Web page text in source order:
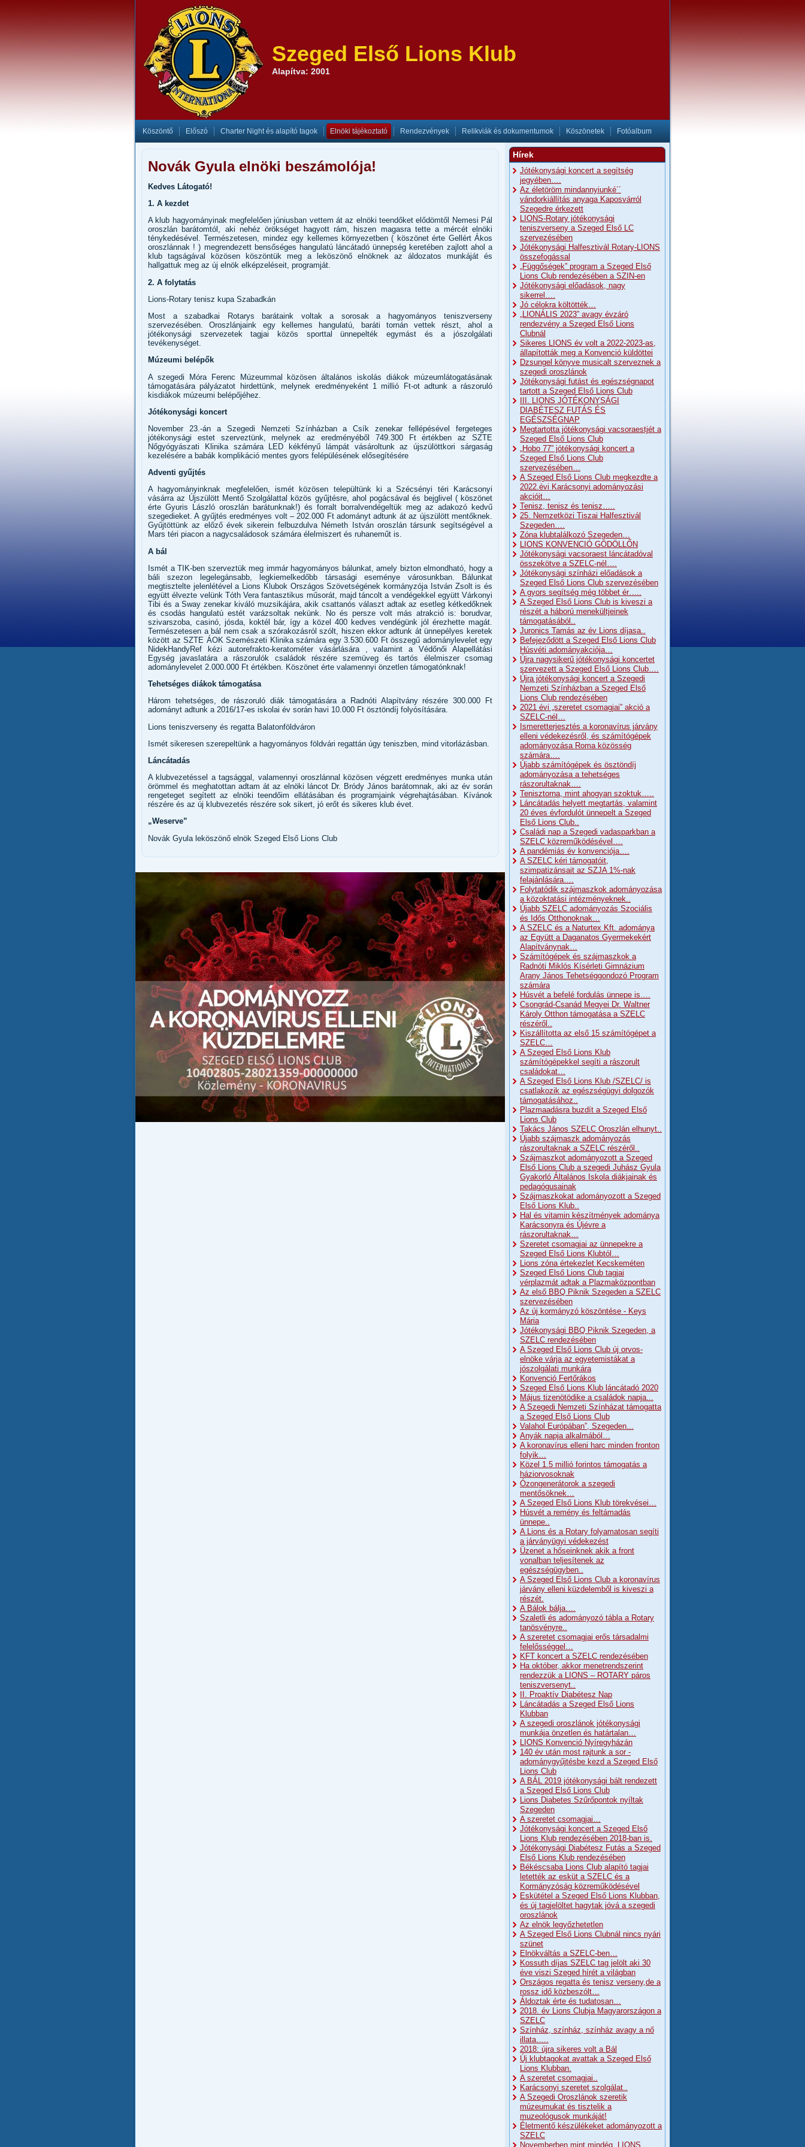
Szeged Első Lions Klub
Alapítva: 2001
Köszöntő Előszó Charter Night és alapító tagok Elnöki tájékoztató Rendezvények Relikviák és dokumentumok Köszönetek Fotóalbum
Novák Gyula elnöki beszámolója!
Kedves Látogató!
1. A kezdet
A klub hagyományinak megfelelően júniusban vettem át az elnöki teendőket elődömtől Nemesi Pál
oroszlán barátomtól, aki nehéz örökséget hagyott rám, hiszen magasra tette a mércét elnöki
ténykedésével. Természetesen, mindez egy kellemes környezetben ( köszönet érte Gellért Ákos
oroszlánnak ! ) megrendezett bensőséges hangulatú láncátadó ünnepség keretében zajlott ahol a
klub tagságával közösen köszöntük meg a leköszönő elnöknek az áldozatos munkáját és
hallgattuk meg az új elnök elképzeléseit, programját.
2. A folytatás
Lions-Rotary tenisz kupa Szabadkán
Most a szabadkai Rotarys barátaink voltak a sorosak a hagyományos teniszverseny
szervezésében. Oroszlánjaink egy kellemes hangulatú, baráti tornán vettek részt, ahol a
jótékonysági szervezetek tagjai közös sporttal ünnepelték egymást és a jószolgálati
tevékenységet.
Múzeumi belépők
A szegedi Móra Ferenc Múzeummal közösen általános iskolás diákok múzeumlátogatásának
támogatására pályázatot hirdettünk, melynek eredményeként 1 millió Ft-ot adtunk a rászoruló
kisdiákok múzeumi belépőjéhez.
Jótékonysági koncert
November 23.-án a Szegedi Nemzeti Színházban a Csík zenekar fellépésével fergeteges
jótékonysági estet szerveztünk, melynek az eredményéből 749.300 Ft értékben az SZTE
Nőgyógyászati Klinika számára LED kékfényű lámpát vásároltunk az újszülöttkori sárgaság
kezelésére a babák komplikáció mentes gyors felépülésének elősegítésére
Adventi gyűjtés
A hagyományinknak megfelelően, ismét közösen települtünk ki a Szécsényi téri Karácsonyi
vásárra az Újszülött Mentő Szolgálattal közös gyűjtésre, ahol pogácsával és bejglivel ( köszönet
érte Gyuris László oroszlán barátunknak!) és forralt borralvendégeltük meg az adakozó kedvű
szegedieket. A gyűjtés eredményes volt – 202.000 Ft adományt adtunk át az újszülött mentőknek.
Gyűjtöttünk az előző évek sikerein felbuzdulva Németh István oroszlán társunk segítségével a
Mars téri piacon a nagycsaládosok számára élelmiszert és ruhaneműt is.
A bál
Ismét a TIK-ben szerveztük meg immár hagyományos bálunkat, amely bizton elmondható, hogy a
báli szezon legelegánsabb, legkiemelkedőbb társasági eseménye városunkban. Bálunkat
megtisztelte jelenlétével a Lions Klubok Országos Szövetségének kormányzója István Zsolt is és
együtt élvezte velünk Tóth Vera fantasztikus műsorát, majd táncolt a vendégekkel együtt Várkonyi
Tibi és a Sway zenekar kiváló muzsikájára, akik csattanós választ adtak az esetleg kétkedőknek
és csodás hangulatú estét varázsoltak nekünk. No és persze volt más atrakció is: borudvar,
szivarszoba, casinó, jósda, koktél bár, így a közel 400 kedves vendégünk jól érezhette magát.
Természetesen a bál nem csak a szórakozásról szólt, hiszen ekkor adtunk át ünnepélyes keretek
között az SZTE ÁOK Szemészeti Klinika számára egy 3.530.600 Ft összegű adománylevelet egy
NidekHandyRef kézi autorefrakto-keratométer vásárlására , valamint a Védőnői Alapellátási
Egység javaslatára a rászorulók családok részére szemüveg és tartós élelmiszer csomag
adománylevelet 2.000.000 Ft értékben. Köszönet érte valamennyi önzetlen támogatónknak!
Tehetséges diákok támogatása
Három tehetséges, de rászoruló diák támogatására a Radnóti Alapítvány részére 300.000 Ft
adományt adtunk a 2016/17-es iskolai év során havi 10.000 Ft ösztöndíj folyósítására.
Lions teniszverseny és regatta Balatonföldváron
Ismét sikeresen szerepeltünk a hagyományos földvári regattán úgy teniszben, mind vitorlázásban.
Láncátadás
A klubvezetéssel a tagsággal, valamennyi oroszlánnal közösen végzett eredményes munka után
örömmel és meghatottan adtam át az elnöki láncot Dr. Bródy János barátomnak, aki az év során
rengeteget segített az elnöki teendőim ellátásában és programjaink végrehajtásában. Kívánok
részére és az új klubvezetés részére sok sikert, jó erőt és sikeres klub évet.
„Weserve”
Novák Gyula leköszönő elnök Szeged Első Lions Club
Hírek
Jótékonysági koncert a segítség
jegyében….
Az életöröm mindannyiunké´´
vándorkiállítás anyaga Kaposvárról
Szegedre érkezett
LIONS-Rotary jótékonysági
teniszverseny a Szeged Első LC
szervezésében
Jótékonysági Halfesztivál Rotary-LIONS
összefogással
„Függőségek” program a Szeged Első
Lions Club rendezésében a SZIN-en
Jótékonysági előadások, nagy
sikerrel….
Jó célokra költötték…
„LIONÁLIS 2023” avagy évzáró
rendezvény a Szeged Első Lions
Clubnál
Sikeres LIONS év volt a 2022-2023-as,
állapították meg a Konvenció küldöttei
Dzsungel könyve musicalt szerveznek a
szegedi oroszlánok
Jótékonysági futást és egészségnapot
tartott a Szeged Első Lions Club
III. LIONS JÓTÉKONYSÁGI
DIABÉTESZ FUTÁS ÉS
EGÉSZSÉGNAP
Megtartotta jótékonysági vacsoraestjét a
Szeged Első Lions Club
„Hobo 77” jótékonysági koncert a
Szeged Első Lions Club
szervezésében…
A Szeged Első Lions Club megkezdte a
2022.évi Karácsonyi adományozási
akcióit…
Tenisz, tenisz és tenisz…..
25. Nemzetközi Tiszai Halfesztivál
Szegeden….
Zóna klubtalálkozó Szegeden…
LIONS KONVENCIÓ GÖDÖLLŐN
Jótékonysági vacsoraest láncátadóval
összekötve a SZELC-nél….
Jótékonysági színházi előadások a
Szeged Első Lions Club szervezésében
A gyors segítség még többet ér…..
A Szeged Első Lions Club is kiveszi a
részét a háború menekültjeinek
támogatásából..
Juronics Tamás az év Lions díjasa..
Befejeződött a Szeged Első Lions Club
Húsvéti adományakciója…
Újra nagysikerű jótékonysági koncertet
szervezett a Szeged Első Lions Club….
Újra jótékonysági koncert a Szegedi
Nemzeti Színházban a Szeged Első
Lions Club rendezésében
2021 évi „szeretet csomagjai” akció a
SZELC-nél…
Ismeretterjesztés a koronavírus járvány
elleni védekezésről, és számítógépek
adományozása Roma közösség
számára….
Újabb számítógépek és ösztöndíj
adományozása a tehetséges
rászorultaknak….
Tenisztorna, mint ahogyan szoktuk…..
Láncátadás helyett megtartás, valamint
20 éves évfordulót ünnepelt a Szeged
Első Lions Club..
Családi nap a Szegedi vadasparkban a
SZELC közreműködésével….
A pandémiás év konvenciója….
A SZELC kéri támogatóit,
szimpatizánsait az SZJA 1%-nak
felajánlására….
Folytatódik szájmaszkok adományozása
a közoktatási intézményeknek..
Újabb SZELC adományozás Szociális
és Idős Otthonoknak…
A SZELC és a Naturtex Kft. adománya
az Együtt a Daganatos Gyermekekért
Alapítványnak…
Számítógépek és szájmaszkok a
Radnóti Miklós Kísérleti Gimnázium
Arany János Tehetséggondozó Program
számára
Húsvét a befelé fordulás ünnepe is….
Csongrád-Csanád Megyei Dr. Waltner
Károly Otthon támogatása a SZELC
részéről..
Kiszállította az első 15 számítógépet a
SZELC…
A Szeged Első Lions Klub
számítógépekkel segíti a rászorult
családokat…
A Szeged Első Lions Klub /SZELC/ is
csatlakozik az egészségügyi dolgozók
támogatásához..
Plazmaadásra buzdít a Szeged Első
Lions Club
Takács János SZELC Oroszlán elhunyt..
Újabb szájmaszk adományozás
rászorultaknak a SZELC részéről..
Szájmaszkot adományozott a Szeged
Első Lions Club a szegedi Juhász Gyula
Gyakorló Általános Iskola diákjainak és
pedagógusainak
Szájmaszkokat adományozott a Szeged
Első Lions Klub..
Hal és vitamin készítmények adománya
Karácsonyra és Újévre a
rászorultaknak…
Szeretet csomagjai az ünnepekre a
Szeged Első Lions Klubtól…
Lions zóna értekezlet Kecskeméten
Szeged Első Lions Club tagjai
vérplazmát adtak a Plazmaközpontban
Az első BBQ Piknik Szegeden a SZELC
szervezésében
Az új kormányzó köszöntése - Keys
Mária
Jótékonysági BBQ Piknik Szegeden, a
SZELC rendezésében
A Szeged Első Lions Club új orvos-
elnöke várja az egyetemistákat a
jószolgálati munkára
Konvenció Fertőrákos
Szeged Első Lions Klub láncátadó 2020
Május tizenötödike a családok napja...
A Szegedi Nemzeti Színházat támogatta
a Szeged Első Lions Club
Valahol Európában”, Szegeden...
Anyák napja alkalmából…
A koronavírus elleni harc minden fronton
folyik…
Közel 1.5 millió forintos támogatás a
háziorvosoknak
Ózongenerátorok a szegedi
mentősöknek…
A Szeged Első Lions Klub törekvései…
Húsvét a remény és feltámadás
ünnepe..
A Lions és a Rotary folyamatosan segíti
a járványügyi védekezést
Üzenet a hőseinknek akik a front
vonalban teljesítenek az
egészségügyben..
A Szeged Első Lions Club a koronavírus
járvány elleni küzdelemből is kiveszi a
részét.
A Bálok bálja….
Szaletli és adományozó tábla a Rotary
tanösvényre..
A szeretet csomagjai erős társadalmi
felelősséggel…
KFT koncert a SZELC rendezésében
Ha október, akkor menetrendszerint
rendezzük a LIONS – ROTARY páros
teniszversenyt..
II. Proaktív Diabétesz Nap
Láncátadás a Szeged Első Lions
Klubban
A szegedi oroszlánok jótékonysági
munkája önzetlen és határtalan…
LIONS Konvenció Nyíregyházán
140 év után most rajtunk a sor -
adománygyűjtésbe kezd a Szeged Első
Lions Club
A BÁL 2019 jótékonysági bált rendezett
a Szeged Első Lions Club
Lions Diabetes Szűrőpontok nyíltak
Szegeden
A szeretet csomagjai…
Jótékonysági koncert a Szeged Első
Lions Klub rendezésében 2018-ban is.
Jótékonysági Diabétesz Futás a Szeged
Első Lions Klub rendezésében
Békéscsaba Lions Club alapító tagjai
letették az esküt a SZELC és a
Kormányzóság közreműködésével
Eskütétel a Szeged Első Lions Klubban,
és új tagjelöltet hagytak jóvá a szegedi
oroszlánok
Az elnök legyőzhetetlen
A Szeged Első Lions Clubnál nincs nyári
szünet
Elnökváltás a SZELC-ben…
Kossuth díjas SZELC tag jelölt aki 30
éve viszi Szeged hírét a világban
Országos regatta és tenisz verseny,de a
rossz idő közbeszólt…
Áldoztak érte és tudatosan…
2018. év Lions Clubja Magyarországon a
SZELC
Színház, színház, színház avagy a nő
illata…..
2018: újra sikeres volt a Bál
Új klubtagokat avattak a Szeged Első
Lions Klubban.
A szeretet csomagjai..
Karácsonyi szeretet szolgálat..
A Szegedi Oroszlánok szeretik
múzeumukat és tisztelik a
muzeológusok munkáját!
Életmentő készülékeket adományozott a
SZELC
Novemberben mint mindég, LIONS